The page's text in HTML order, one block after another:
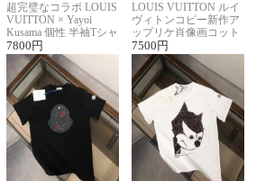
超完璧なコラボ LOUIS
VUITTON × Yayoi
Kusama 個性 半袖Tシャ
ツコピー男女兼用
7800 円
LOUIS VUITTON ルイ
ヴィトンコピー新作ア
ップリケ肖像画コット
ンニット半袖Tシャツ
7500 円